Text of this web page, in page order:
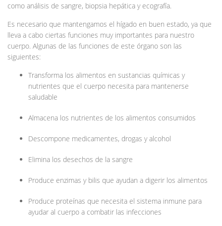
como análisis de sangre, biopsia hepática y ecografía.
Es necesario que mantengamos el hígado en buen estado, ya que
lleva a cabo ciertas funciones muy importantes para nuestro
cuerpo. Algunas de las funciones de este órgano son las
siguientes:
Transforma los alimentos en sustancias químicas y
nutrientes que el cuerpo necesita para mantenerse
saludable
Almacena los nutrientes de los alimentos consumidos
Descompone medicamentes, drogas y alcohol
Elimina los desechos de la sangre
Produce enzimas y bilis que ayudan a digerir los alimentos
Produce proteínas que necesita el sistema inmune para
ayudar al cuerpo a combatir las infecciones